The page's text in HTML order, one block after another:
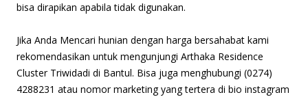
bisa dirapikan apabila tidak digunakan.
Jika Anda Mencari hunian dengan harga bersahabat kami
rekomendasikan untuk mengunjungi Arthaka Residence
Cluster Triwidadi di Bantul. Bisa juga menghubungi (0274)
4288231 atau nomor marketing yang tertera di bio instagram